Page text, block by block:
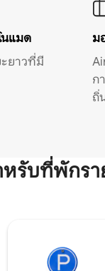
นแมด
ยาวที่มี
ม
ก
ถิ่
รับที่พักรา